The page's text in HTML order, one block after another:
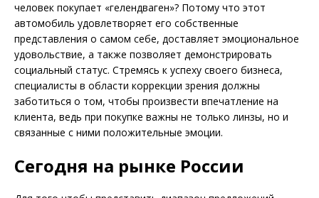
человек покупает «гелендваген»? Потому что этот
автомобиль удовлетворяет его собственные
представления о самом себе, доставляет эмоциональное
удовольствие, а также позволяет демонстрировать
социальный статус. Стремясь к успеху своего бизнеса,
специалисты в области коррекции зрения должны
заботиться о том, чтобы произвести впечатление на
клиента, ведь при покупке важны не только линзы, но и
связанные с ними положительные эмоции.
Сегодня на рынке России